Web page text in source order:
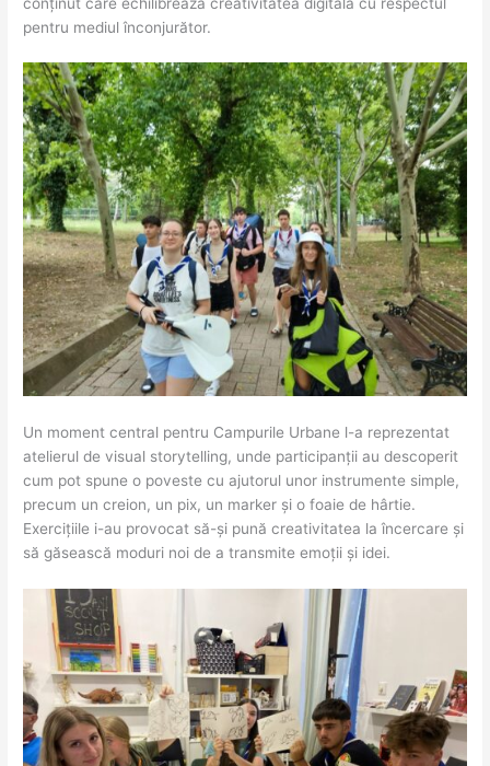
pentru mediul înconjurător.
Un moment central pentru Campurile Urbane l-a reprezentat
atelierul de visual storytelling, unde participanții au descoperit
cum pot spune o poveste cu ajutorul unor instrumente simple,
precum un creion, un pix, un marker și o foaie de hârtie.
Exercițiile i-au provocat să-și pună creativitatea la încercare și
să găsească moduri noi de a transmite emoții și idei.